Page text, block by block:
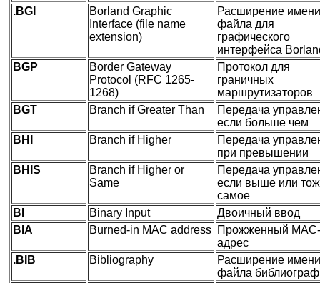
.BGI
Borland Graphic
Interface (file name
extension)
Расширение имени
файла для
графического
интерфейса
BGP
Border Gateway
Protocol (RFC 1265-
1268)
Протокол для
граничных
маршрутизаторов
BGT
Branch if Greater Than
Передача
если больше чем
BHI
Branch if Higher
Передача
при превышении
BHIS
Branch if Higher or
Same
Передача
если выше или
самое
BI
Binary Input
Двоичный ввод
BIA
Burned-in MAC address Прожженный MAC-
адрес
.BIB
Bibliography
Расширение имени
файла